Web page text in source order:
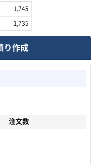
1,745
1,735
り作成
注文数